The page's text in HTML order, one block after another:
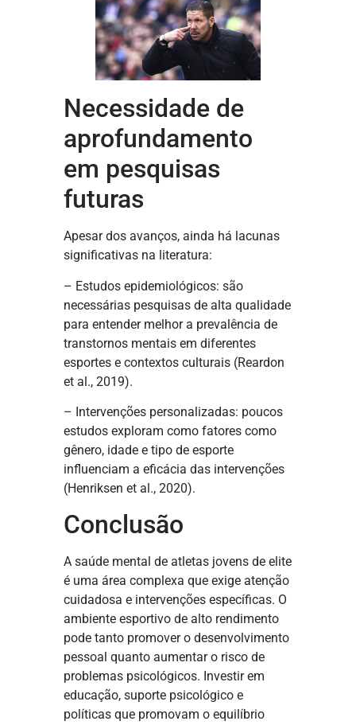
Necessidade de
aprofundamento
em pesquisas
futuras
Apesar dos avanços, ainda há lacunas
significativas na literatura:
– Estudos epidemiológicos: são
necessárias pesquisas de alta qualidade
para entender melhor a prevalência de
transtornos mentais em diferentes
esportes e contextos culturais (Reardon
et al., 2019).
– Intervenções personalizadas: poucos
estudos exploram como fatores como
gênero, idade e tipo de esporte
influenciam a eficácia das intervenções
(Henriksen et al., 2020).
Conclusão
A saúde mental de atletas jovens de elite
é uma área complexa que exige atenção
cuidadosa e intervenções específicas. O
ambiente esportivo de alto rendimento
pode tanto promover o desenvolvimento
pessoal quanto aumentar o risco de
problemas psicológicos. Investir em
educação, suporte psicológico e
políticas que promovam o equilíbrio